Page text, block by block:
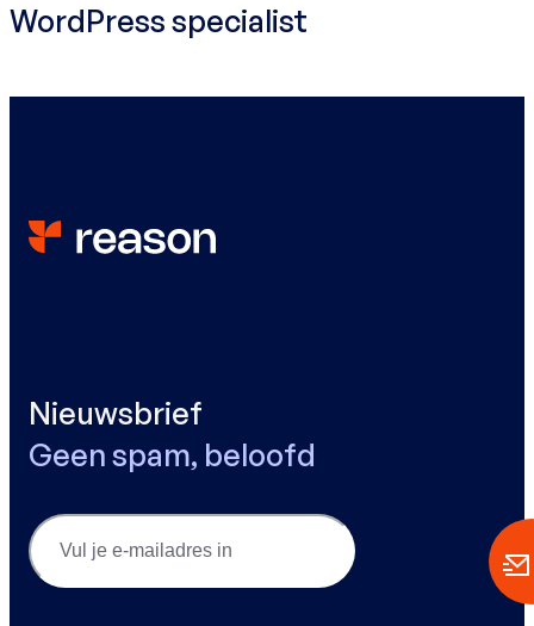
WordPress specialist
Nieuwsbrief
Geen spam, beloofd
Email